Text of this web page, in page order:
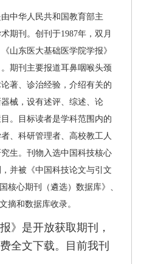
中华人民共和国教育部主
期刊。创刊于1987年，双月
山东医大基础医学院学报》
期刊主要报道耳鼻咽喉头颈
著、诊治经验，介绍有关的
械，设有述评、综述、论
。目标读者是学科范围内的
、科研管理者、高校教工人
生。刊物入选中国科技核心
，并被《中国科技论文与引文
核心期刊（遴选）数据库》、
摘和数据库收录。
》是开放获取期刊，
全文下载。目前我刊